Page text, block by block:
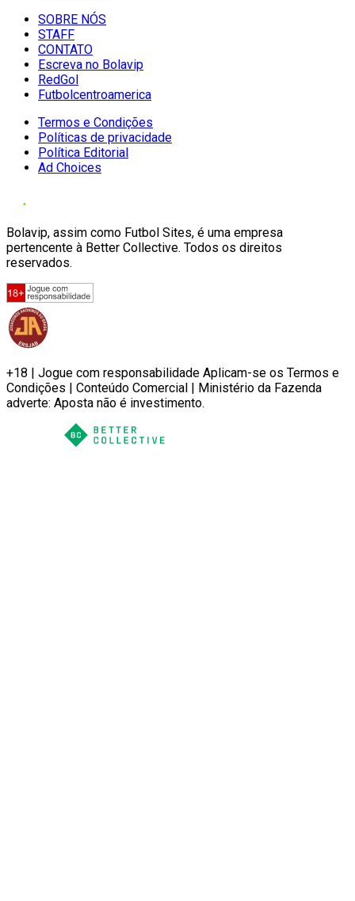
SOBRE NÓS
STAFF
CONTATO
Escreva no Bolavip
RedGol
Futbolcentroamerica
Termos e Condições
Políticas de privacidade
Política Editorial
Ad Choices
Bolavip, assim como Futbol Sites, é uma empresa
pertencente à Better Collective. Todos os direitos
reservados.
+18 | Jogue com responsabilidade Aplicam-se os Termos e
Condições | Conteúdo Comercial | Ministério da Fazenda
adverte: Aposta não é investimento.